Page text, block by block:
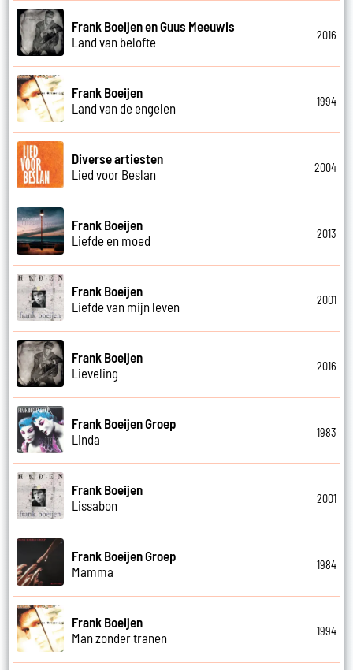
Frank Boeijen en Guus Meeuwis
Land van belofte
2016
Frank Boeijen
Land van de engelen
1994
Diverse artiesten
Lied voor Beslan
2004
Frank Boeijen
Liefde en moed
2013
Frank Boeijen
Liefde van mijn leven
2001
Frank Boeijen
Lieveling
2016
Frank Boeijen Groep
Linda
1983
Frank Boeijen
Lissabon
2001
Frank Boeijen Groep
Mamma
1984
Frank Boeijen
Man zonder tranen
1994